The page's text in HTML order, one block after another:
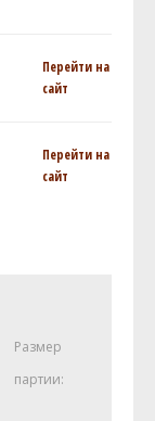
Перейти на
сайт
Перейти на
сайт
Размер
партии: